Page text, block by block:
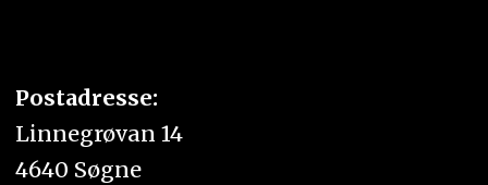
Postadresse:
Linnegrøvan 14
4640 Søgne